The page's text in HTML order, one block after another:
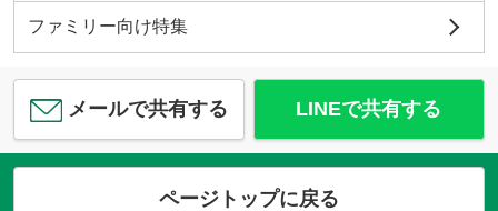
ファミリー向け特集
メールで共有する LINEで共有する
ページトップに戻る